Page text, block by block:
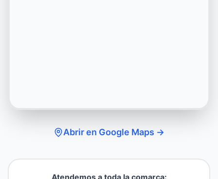
Abrir en Google Maps →
Atendemos a toda la comarca: